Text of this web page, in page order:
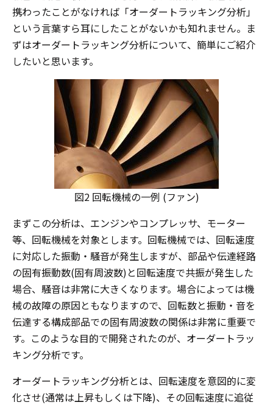
携わったことがなければ「オーダートラッキング分析」
という言葉すら耳にしたことがないかも知れません。ま
ずはオーダートラッキング分析について、簡単にご紹介
したいと思います。
図2 回転機械の一例 (ファン)
まずこの分析は、エンジンやコンプレッサ、モーター
等、回転機械を対象とします。回転機械では、回転速度
に対応した振動・騒音が発生しますが、部品や伝達経路
の固有振動数(固有周波数)と回転速度で共振が発生した
場合、騒音は非常に大きくなります。場合によっては機
械の故障の原因ともなりますので、回転数と振動・音を
伝達する構成部品での固有周波数の関係は非常に重要で
す。このような目的で開発されたのが、オーダートラッ
キング分析です。
オーダートラッキング分析とは、回転速度を意図的に変
化させ(通常は上昇もしくは下降)、その回転速度に追従